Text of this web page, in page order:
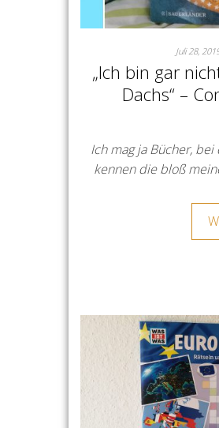
Juli 28,
„Ich bin gar
Dachs“ –
Ich mag ja Bücher,
kennen die bloß